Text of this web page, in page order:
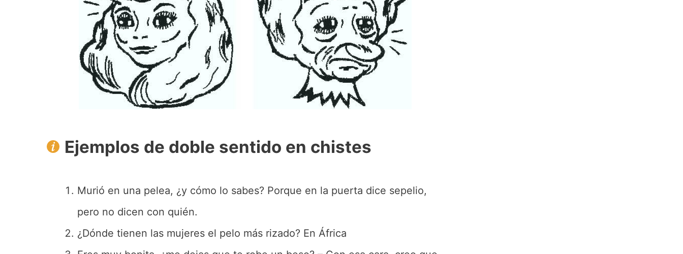
Ejemplos de doble sentido en chistes
Murió en una pelea, ¿y cómo lo sabes? Porque en la puerta dice sepelio,
pero no dicen con quién.
¿Dónde tienen las mujeres el pelo más rizado? En África